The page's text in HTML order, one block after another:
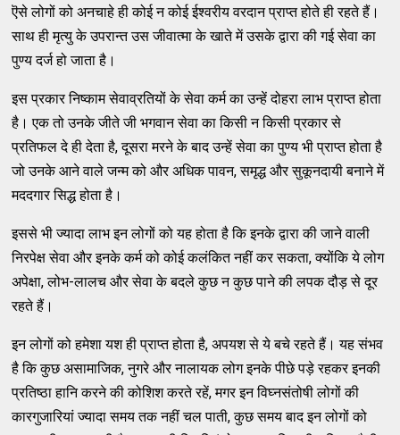
ऎसे लोगों को अनचाहे ही कोई न कोई ईश्वरीय वरदान प्राप्त होते ही रहते हैं।
साथ ही मृत्यु के उपरान्त उस जीवात्मा के खाते में उसके द्वारा की गई सेवा का
पुण्य दर्ज हो जाता है।
इस प्रकार निष्काम सेवाव्रतियों के सेवा कर्म का उन्हें दोहरा लाभ प्राप्त होता
है। एक तो उनके जीते जी भगवान सेवा का किसी न किसी प्रकार से
प्रतिफल दे ही देता है, दूसरा मरने के बाद उन्हें सेवा का पुण्य भी प्राप्त होता है
जो उनके आने वाले जन्म को और अधिक पावन, समृद्ध और सुकूनदायी बनाने में
मददगार सिद्ध होता है।
इससे भी ज्यादा लाभ इन लोगों को यह होता है कि इनके द्वारा की जाने वाली
निरपेक्ष सेवा और इनके कर्म को कोई कलंकित नहीं कर सकता, क्योंकि ये लोग
अपेक्षा, लोभ-लालच और सेवा के बदले कुछ न कुछ पाने की लपक दौड़ से दूर
रहते हैं।
इन लोगों को हमेशा यश ही प्राप्त होता है, अपयश से ये बचे रहते हैं। यह संभव
है कि कुछ असामाजिक, नुगरे और नालायक लोग इनके पीछे पड़े रहकर इनकी
प्रतिष्ठा हानि करने की कोशिश करते रहें, मगर इन विघ्नसंतोषी लोगों की
कारगुजारियां ज्यादा समय तक नहीं चल पाती, कुछ समय बाद इन लोगों को